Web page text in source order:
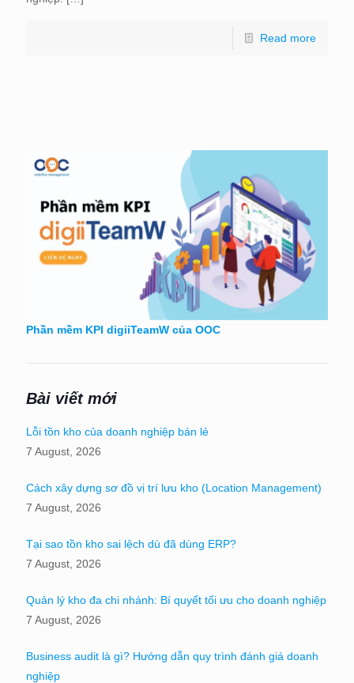
Read more
Phần mềm KPI digiiTeamW của OOC
Bài viết mới
Lỗi tồn kho của doanh nghiệp bán lẻ
7 August, 2026
Cách xây dựng sơ đồ vị trí lưu kho (Location Management)
7 August, 2026
Tại sao tồn kho sai lệch dù đã dùng ERP?
7 August, 2026
Quản lý kho đa chi nhánh: Bí quyết tối ưu cho doanh nghiệp
7 August, 2026
Business audit là gì? Hướng dẫn quy trình đánh giá doanh
nghiệp